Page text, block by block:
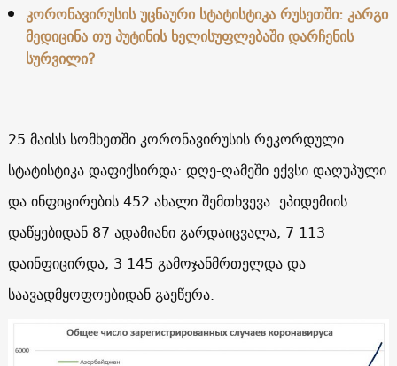
კორონავირუსის უცნაური სტატისტიკა რუსეთში: კარგი
მედიცინა თუ პუტინის ხელისუფლებაში დარჩენის
სურვილი?
25 მაისს სომხეთში კორონავირუსის რეკორდული
სტატისტიკა დაფიქსირდა: დღე-ღამეში ექვსი დაღუპული
და ინფიცირების 452 ახალი შემთხვევა. ეპიდემიის
დაწყებიდან 87 ადამიანი გარდაიცვალა, 7 113
დაინფიცირდა, 3 145 გამოჯანმრთელდა და
საავადმყოფოებიდან გაეწერა.